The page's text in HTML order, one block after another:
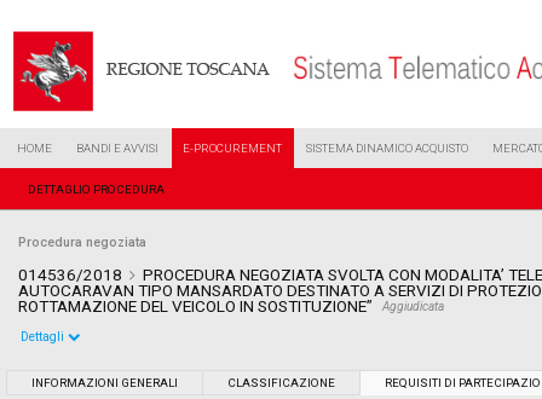
HOME BANDI E AVVISI E-PROCUREMENT SISTEMA DINAMICO ACQUISTO
DETTAGLIO PROCEDURA
Procedura negoziata
014536/2018
PROCEDURA NEGOZIATA SVOLTA CON MODALITA’
AUTOCARAVAN TIPO MANSARDATO DESTINATO A SERVIZI DI
ROTTAMAZIONE DEL VEICOLO IN SOSTITUZIONE”
Aggiudicata
Dettagli
INFORMAZIONI GENERALI CLASSIFICAZIONE REQUISITI DI